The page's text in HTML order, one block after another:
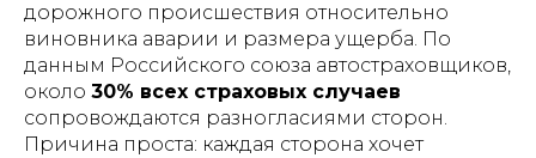
дорожного происшествия относительно
виновника аварии и размера ущерба. По
данным Российского союза автостраховщиков,
около 30% всех страховых случаев
сопровождаются разногласиями сторон.
Причина проста: каждая сторона хочет